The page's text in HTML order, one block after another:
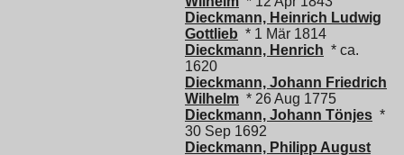
Dieckmann, Heinrich Ludwig
Gottlieb * 1 Mär 1814
Dieckmann, Henrich * ca.
1620
Dieckmann, Johann Friedrich
Wilhelm * 26 Aug 1775
Dieckmann, Johann Tönjes *
30 Sep 1692
Dieckmann, Philipp August